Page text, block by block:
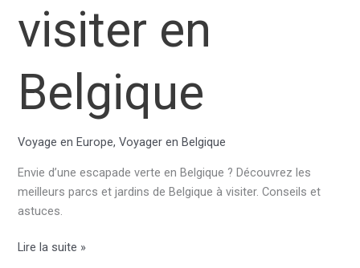
visiter en
Belgique
Voyage en Europe,Voyager en Belgique
Envie d’une escapade verte en Belgique ? Découvrez les
meilleurs parcs et jardins de Belgique à visiter. Conseils et
astuces.
Parc
Lire la suite »